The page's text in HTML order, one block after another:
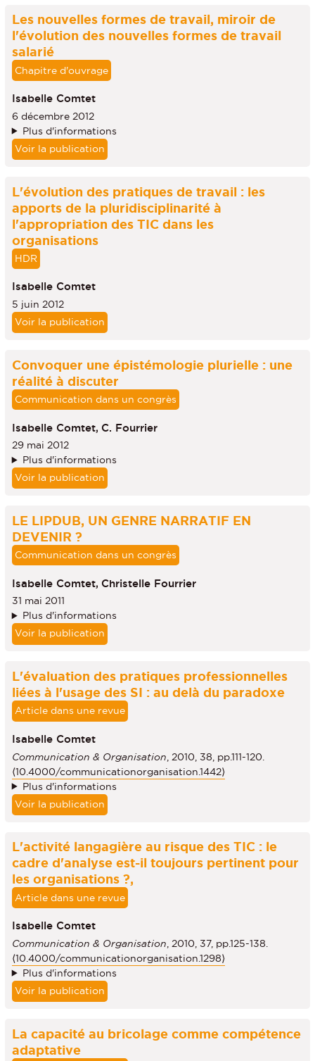
Les nouvelles formes de travail, miroir de
l'évolution des nouvelles formes de travail
salarié
Chapitre d'ouvrage
Isabelle Comtet
6 décembre 2012
Plus d'informations
Voir la publication
L'évolution des pratiques de travail : les
apports de la pluridisciplinarité à
l'appropriation des TIC dans les
organisations
HDR
Isabelle Comtet
5 juin 2012
Voir la publication
Convoquer une épistémologie plurielle : une
réalité à discuter
Communication dans un congrès
Isabelle Comtet, C. Fourrier
29 mai 2012
Plus d'informations
Voir la publication
LE LIPDUB, UN GENRE NARRATIF EN
DEVENIR ?
Communication dans un congrès
Isabelle Comtet, Christelle Fourrier
31 mai 2011
Plus d'informations
Voir la publication
L'évaluation des pratiques professionnelles
liées à l'usage des SI : au delà du paradoxe
Article dans une revue
Isabelle Comtet
Communication & Organisation , 2010, 38, pp.111-120.
⟨10.4000/communicationorganisation.1442⟩
Plus d'informations
Voir la publication
L'activité langagière au risque des TIC : le
cadre d'analyse est-il toujours pertinent pour
les organisations ?,
Article dans une revue
Isabelle Comtet
Communication & Organisation , 2010, 37, pp.125-138.
⟨10.4000/communicationorganisation.1298⟩
Plus d'informations
Voir la publication
La capacité au bricolage comme compétence
adaptative